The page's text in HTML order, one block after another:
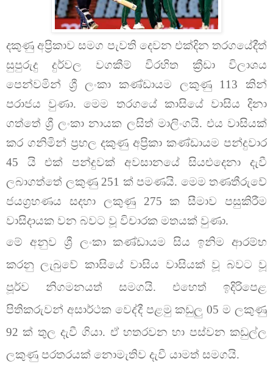
දකුණු අප්‍රිකාව සමග පැවති දෙවන එක්දින තරගයේදීත්
සුපුරුදු දුර්වල වගකීම් විරහිත ක්‍රීඩා විලාශය
පෙන්වමින් ශ්‍රී ලංකා කණ්ඩායම ලකුණු 113 කින්
පරාජය වුණා. මෙම තරගයේ කාසියේ වාසිය දිනා
ගත්තේ ශ්‍රී ලංකා නායක ලසිත් මාලිංගයි. එය වාසියක්
කර ගනිමින් ප්‍රභල දකුණු අප්‍රිකා කණ්ඩායම පන්දුවාර
45 යි එක් පන්දුවක් අවසානයේ සියළුදෙනා දැවී
ලබාගත්තේ ලකුණු 251 ක් පමණයි. මෙම තණතීරුවේ
ජයග්‍රහණය සදහා ලකුණු 275 ක සීමාව පසුකිරීම
වාසිදායක වන බවට වූ විචාරක මතයක් වුණා.
මේ අනුව ශ්‍රී ලංකා කණ්ඩායම සිය ඉනිම ආරම්භ
කරනු ලැබුවේ කාසියේ වාසිය වාසියක් වූ බවට වූ
පූර්ව නිගමනයත් සමගයි. එහෙත් ඉදිරිපෙළ
පිතිකරුවන් අසාර්ථක වෙද්දී පළමු කඩුලු 05 ම ලකුණු
92 ක් තුල දැවී ගියා. ඒ හතරවන හා පස්වන කඩුල්ල
ලකුණු පරතරයක් නොමැතිව දැවී යාමත් සමගයි.